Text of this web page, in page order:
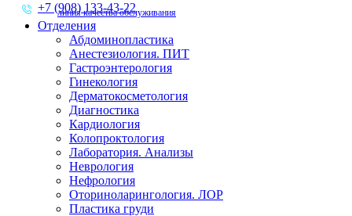
+7 (908) 133-43-22
линия качества обслуживания
Отделения
Абдоминопластика
Анестезиология. ПИТ
Гастроэнтерология
Гинекология
Дерматокосметология
Диагностика
Кардиология
Колопроктология
Лаборатория. Анализы
Неврология
Нефрология
Оториноларингология. ЛОР
Пластика груди